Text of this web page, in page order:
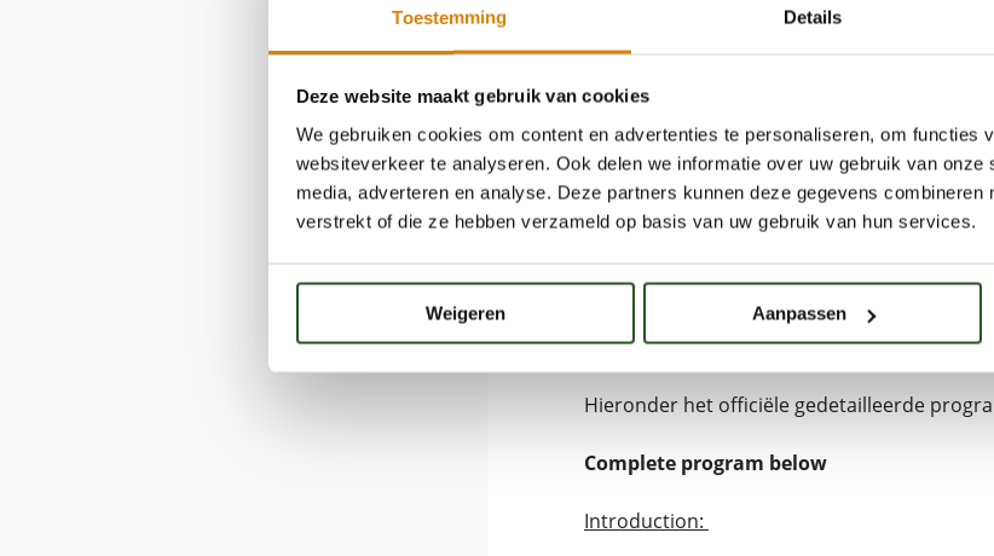
Toestemming Details
Deze website maakt gebruik van cookies
We gebruiken cookies om content en advertenties te personaliseren, om functies
websiteverkeer te analyseren. Ook delen we informatie over uw gebruik van
media, adverteren en analyse. Deze partners kunnen deze gegevens combineren
verstrekt of die ze hebben verzameld op basis van uw gebruik van hun services.
Weigeren Aanpassen
Bodemkundige professor Violette Geissen
Praktisch
De hoorzitting vindt plaats op dinsdag 24
Europees Parlement in Brussel. Het
Wil je de Bijenstichting steunen in deze
doen.
Hieronder het officiële gedetailleerde
Complete program below
Introduction: